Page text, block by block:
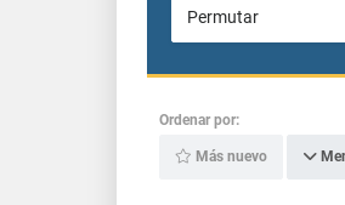
Permutar
Ordenar por:
Más nuevo